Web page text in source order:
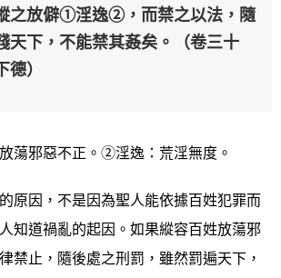
之放僻①淫逸②，而禁之以法，隨
天下，不能禁其姦矣。（卷三十
）
蕩邪惡不正。②淫逸：荒淫無度。
原因，不是因為聖人能依據百姓犯罪而
知道禍亂的起因。如果縱容百姓放蕩邪
禁止，隨後處之刑罰，雖然罰遍天下，